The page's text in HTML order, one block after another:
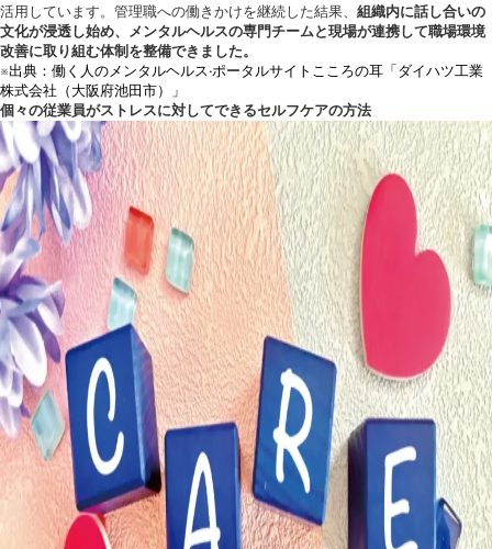
活用しています。管理職への働きかけを継続した結果、 組織内に話し合いの
文化が浸透し始め、メンタルヘルスの専門チームと現場が連携して職場環境
改善に取り組む体制を整備できました。
※出典：働く人のメンタルヘルス·ポータルサイトこころの耳「ダイハツ工業
株式会社（大阪府池田市）」
個々の従業員がストレスに対してできるセルフケアの方法